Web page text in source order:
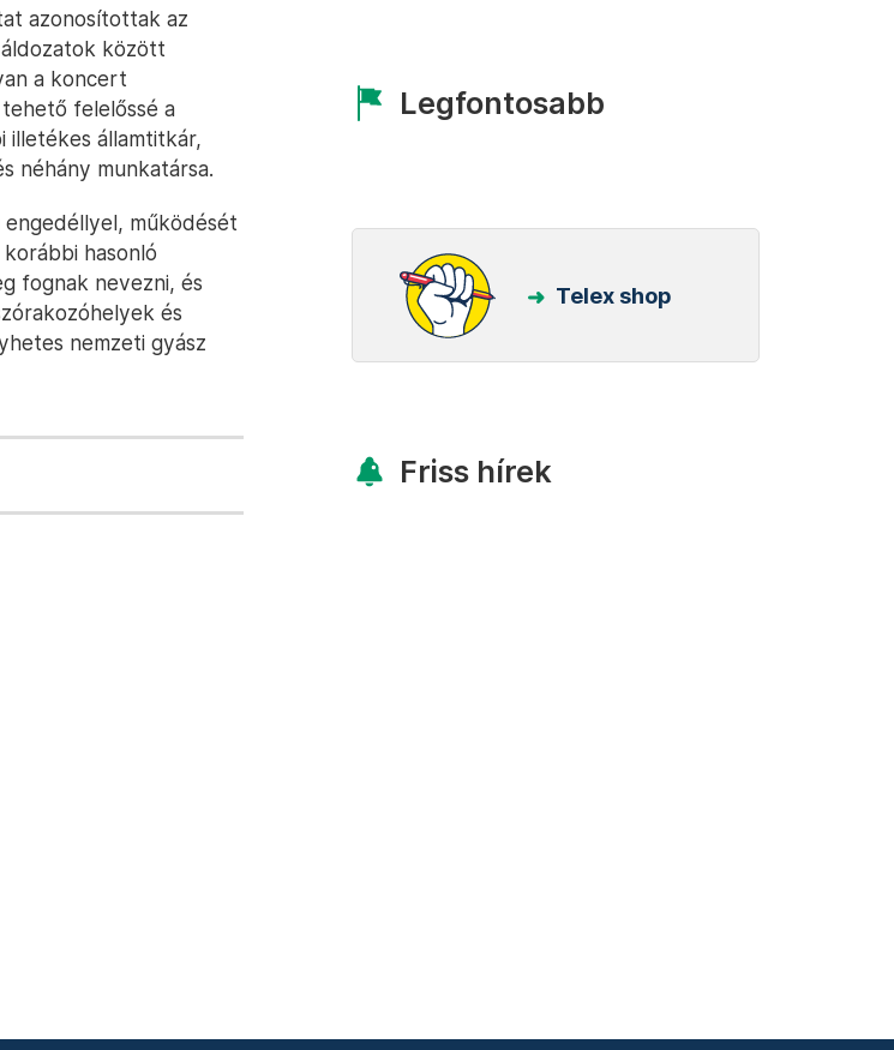
azonosítottak az
között
a koncert
felelőssé a
államtitkár,
néhány munkatársa.
működését
hasonló
fognak nevezni, és
és
nemzeti gyász
Legfontosabb
Telex shop
Friss hírek